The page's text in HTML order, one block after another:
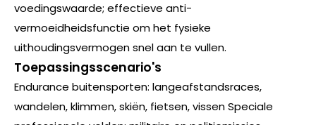
voedingswaarde; effectieve anti-
vermoeidheidsfunctie om het fysieke
uithoudingsvermogen snel aan te vullen.
Toepassingsscenario's
Endurance buitensporten: langeafstandsraces,
wandelen, klimmen, skiën, fietsen, vissen Speciale